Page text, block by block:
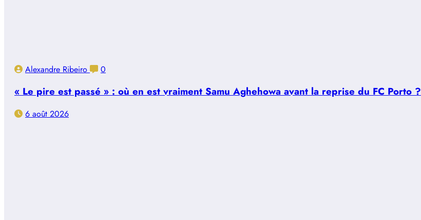
Alexandre Ribeiro 0
« Le pire est passé » : où en est vraiment Samu Aghehowa avant la reprise du FC Porto ?
6 août 2026